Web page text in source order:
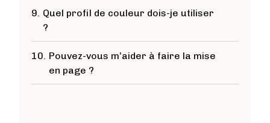
9. Quel profil de couleur dois-je utiliser
?
10. Pouvez-vous m’aider à faire la mise
en page ?